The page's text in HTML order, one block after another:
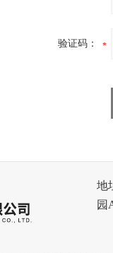
验证码：
地
园